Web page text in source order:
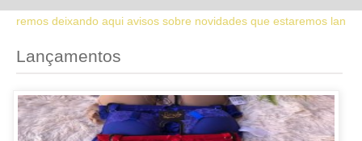
novidades que estaremos lançando no site. Fique atento
Lançamentos